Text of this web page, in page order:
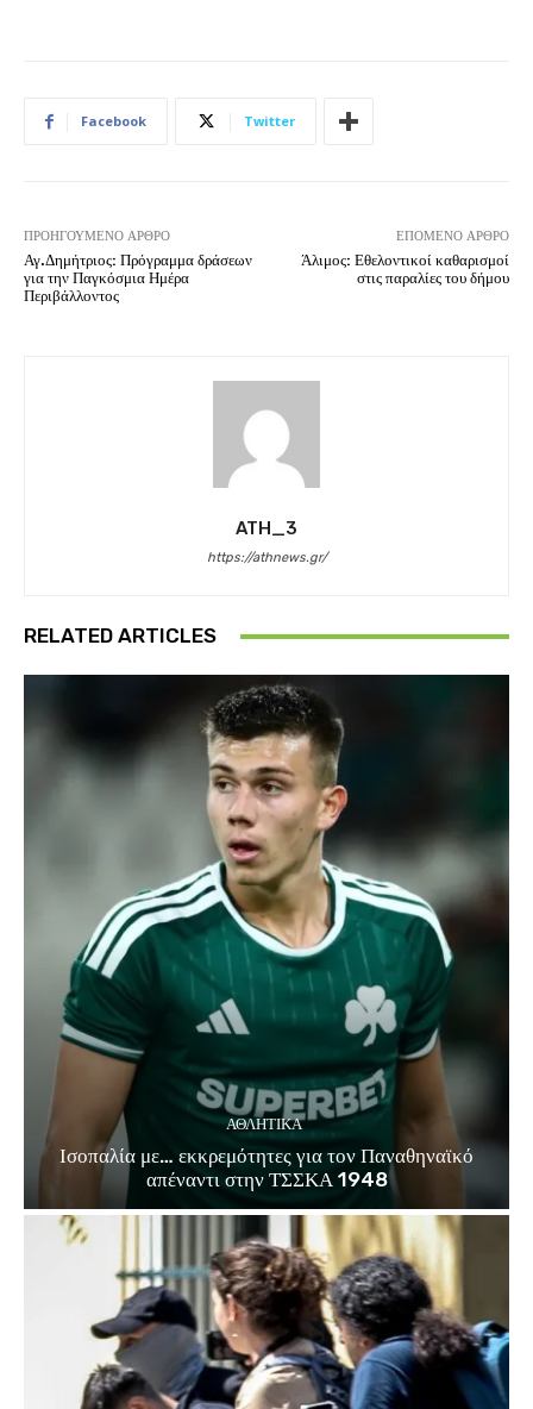
Facebook Twitter
ΠΡΟΗΓΟΎΜΕΝΟ ΆΡΘΡΟ
Αγ.Δημήτριος: Πρόγραμμα δράσεων
για την Παγκόσμια Ημέρα
Περιβάλλοντος
ΕΠΌΜΕΝΟ ΆΡΘΡΟ
Άλιμος: Εθελοντικοί καθαρισμοί
στις παραλίες του δήμου
ATH_3
https://athnews.gr/
RELATED ARTICLES
ΑΘΛΗΤΙΚΑ
Ισοπαλία με… εκκρεμότητες για τον Παναθηναϊκό
απέναντι στην ΤΣΣΚΑ 1948